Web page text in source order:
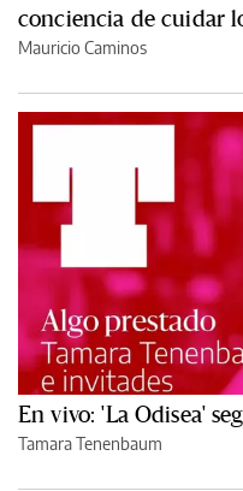
conciencia de cuidar
Mauricio Caminos
En vivo: 'La Odisea'
Tamara Tenenbaum